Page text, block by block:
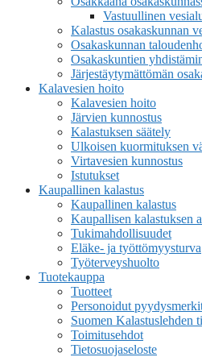
Vastuullinen
Kalastus osakaskunnan
Osakaskunnan
Osakaskuntien
Järjestäytymättömän
Kalavesien hoito
Kalavesien hoito
Järvien kunnostus
Kalastuksen säätely
Ulkoisen kuormituksen
Virtavesien kunnostus
Istutukset
Kaupallinen kalastus
Kaupallinen kalastus
Kaupallisen kalastuksen
Tukimahdollisuudet
Eläke- ja työttömyysturva
Työterveyshuolto
Tuotekauppa
Tuotteet
Personoidut
Suomen Kalastuslehden
Toimitusehdot
Tietosuojaseloste